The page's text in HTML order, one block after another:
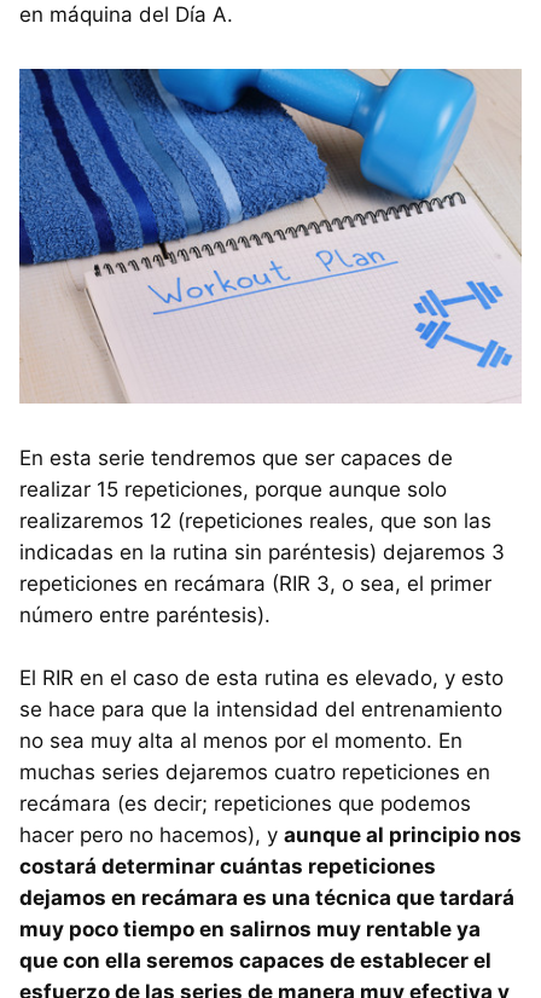
en máquina del Día A.
En esta serie tendremos que ser capaces de
realizar 15 repeticiones, porque aunque solo
realizaremos 12 (repeticiones reales, que son las
indicadas en la rutina sin paréntesis) dejaremos 3
repeticiones en recámara (RIR 3, o sea, el primer
número entre paréntesis).
El RIR en el caso de esta rutina es elevado, y esto
se hace para que la intensidad del entrenamiento
no sea muy alta al menos por el momento. En
muchas series dejaremos cuatro repeticiones en
recámara (es decir; repeticiones que podemos
hacer pero no hacemos), y aunque al principio nos
costará determinar cuántas repeticiones
dejamos en recámara es una técnica que tardará
muy poco tiempo en salirnos muy rentable ya
que con ella seremos capaces de establecer el
esfuerzo de las series de manera muy efectiva y